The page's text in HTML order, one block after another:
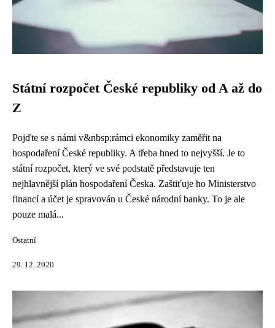
Státní rozpočet České republiky od A až do
Z
Pojďte se s námi v&nbsp;rámci ekonomiky zaměřit na
hospodaření České republiky. A třeba hned to nejvyšší. Je to
státní rozpočet, který ve své podstatě představuje ten
nejhlavnější plán hospodaření Česka. Zaštiťuje ho Ministerstvo
financí a účet je spravován u České národní banky. To je ale
pouze malá...
Ostatní
29. 12. 2020